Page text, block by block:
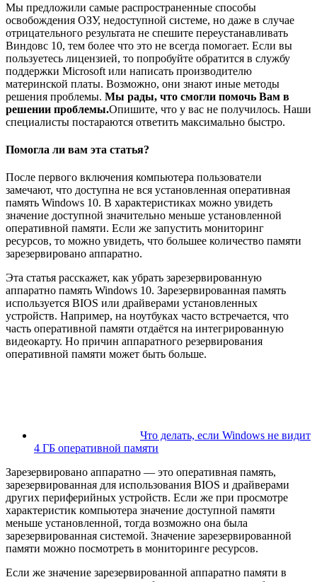
Мы предложили самые распространенные способы
освобождения ОЗУ, недоступной системе, но даже в случае
отрицательного результата не спешите переустанавливать
Виндовс 10, тем более что это не всегда помогает. Если вы
пользуетесь лицензией, то попробуйте обратится в службу
поддержки Microsoft или написать производителю
материнской платы. Возможно, они знают иные методы
решения проблемы. Мы рады, что смогли помочь Вам в
решении проблемы.Опишите, что у вас не получилось. Наши
специалисты постараются ответить максимально быстро.
Помогла ли вам эта статья?
После первого включения компьютера пользователи
замечают, что доступна не вся установленная оперативная
память Windows 10. В характеристиках можно увидеть
значение доступной значительно меньше установленной
оперативной памяти. Если же запустить мониторинг
ресурсов, то можно увидеть, что большее количество памяти
зарезервировано аппаратно.
Эта статья расскажет, как убрать зарезервированную
аппаратно память Windows 10. Зарезервированная память
используется BIOS или драйверами установленных
устройств. Например, на ноутбуках часто встречается, что
часть оперативной памяти отдаётся на интегрированную
видеокарту. Но причин аппаратного резервирования
оперативной памяти может быть больше.
Что делать, если Windows не видит
4 ГБ оперативной памяти
Зарезервировано аппаратно — это оперативная память,
зарезервированная для использования BIOS и драйверами
других периферийных устройств. Если же при просмотре
характеристик компьютера значение доступной памяти
меньше установленной, тогда возможно она была
зарезервированная системой. Значение зарезервированной
памяти можно посмотреть в мониторинге ресурсов.
Если же значение зарезервированной аппаратно памяти в